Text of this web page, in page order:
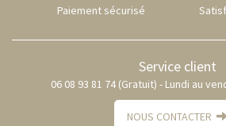
Paiement sécurisé
Service client
06 08 93 81 74 (Gratuit) - Lundi au
NOUS CONTACTER